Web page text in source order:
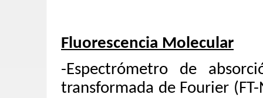
Fluorescencia Molecular
-Espectrómetro de
transformada de Fourier